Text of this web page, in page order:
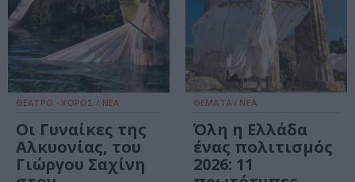
ΘΕΑΤΡΟ - ΧΟΡΟΣ / ΝΕΑ
Οι Γυναίκες της
Αλκυονίας, του
Γιώργου Σαχίνη
ΘΕΜΑΤΑ / ΝΕΑ
Όλη η Ελλάδα
ένας πολιτισμός
2026: 11